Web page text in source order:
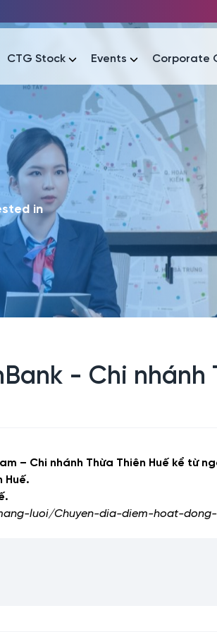
bố thông tin Sự kiện
CTG Stock Events Corporate
Công bố thông tin Tài liệu
in
- Chi nhánh
– Chi nhánh Thừa Thiên Huế kể từ
Huế.
luoi/Chuyen-dia-diem-hoat-